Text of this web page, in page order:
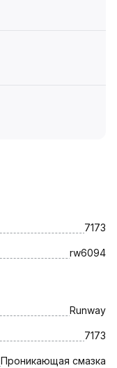
7173
rw6094
Runway
7173
Проникающая смазка